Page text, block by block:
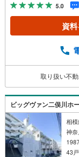
ahoo！
ナスライト
料のご請求
5.0
資
取り扱い不
ビッグヴァン二俣川ホ
相
神
43